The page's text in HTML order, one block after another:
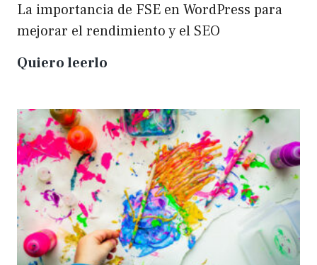
La importancia de FSE en WordPress para
mejorar el rendimiento y el SEO
Quiero leerlo
de
FSE
en
WordPress
para
mejorar
el
rendimiento